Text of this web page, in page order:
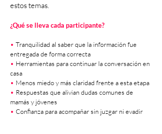
estos temas.
¿Qué se lleva cada participante?
• Tranquilidad al saber que la información fue
entregada de forma correcta
• Herramientas para continuar la conversación en
casa
• Menos miedo y más claridad frente a esta etapa
• Respuestas que alivian dudas comunes de
mamás y jóvenes
• Confianza para acompañar sin juzgar ni evadir